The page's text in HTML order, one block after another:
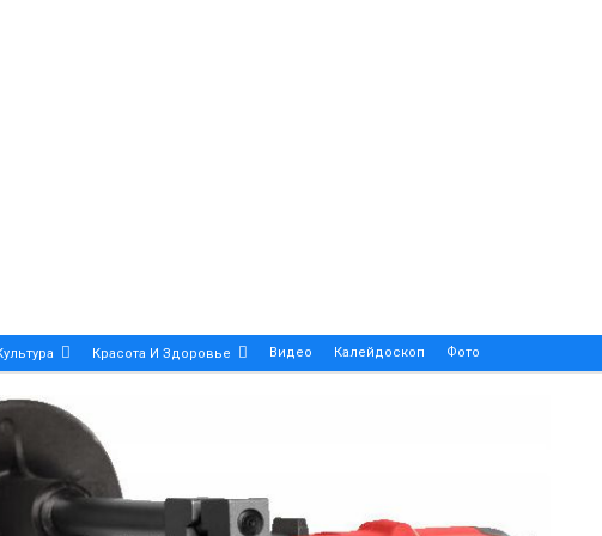
Красота И Здоровье Видео Калейдоскоп Фото